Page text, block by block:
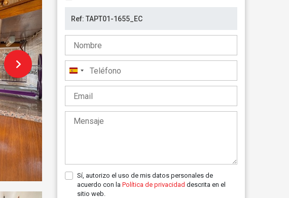
España
+34
Sí, autorizo el uso de mis datos personales de
acuerdo con la Política de privacidad descrita en el
sitio web.